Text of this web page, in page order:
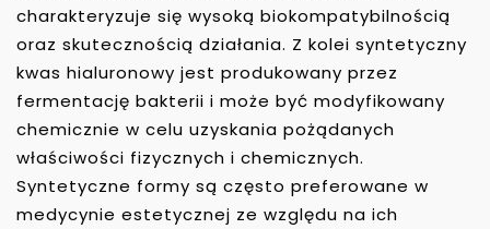
charakteryzuje się wysoką biokompatybilnością
oraz skutecznością działania. Z kolei syntetyczny
kwas hialuronowy jest produkowany przez
fermentację bakterii i może być modyfikowany
chemicznie w celu uzyskania pożądanych
właściwości fizycznych i chemicznych.
Syntetyczne formy są często preferowane w
medycynie estetycznej ze względu na ich